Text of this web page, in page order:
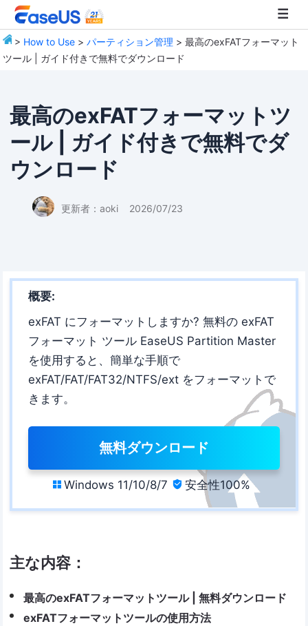
> How to Use >パーティション管理 > 最高のexFATフォーマット
ツール | ガイド付きで無料でダウンロード
最高のexFATフォーマットツ
ール | ガイド付きで無料でダ
ウンロード
更新者： aoki 2026/07/23
概要:
exFAT にフォーマットしますか? 無料の exFAT
フォーマット ツール EaseUS Partition Master
を使用すると、簡単な手順で
exFAT/FAT/FAT32/NTFS/ext をフォーマットで
きます。
無料ダウンロード
 Windows 11/10/8/7  安全性100%
主な内容：
最高のexFATフォーマットツール | 無料ダウンロード
exFATフォーマットツールの使用方法